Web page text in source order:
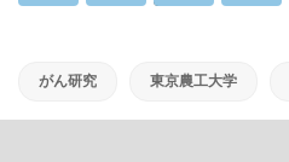
がん研究 東京農工大学